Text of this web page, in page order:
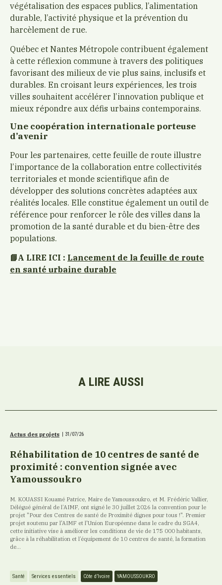
végétalisation des espaces publics, l’alimentation
durable, l’activité physique et la prévention du
harcèlement de rue.
Québec et Nantes Métropole contribuent également
à cette réflexion commune à travers des politiques
favorisant des milieux de vie plus sains, inclusifs et
durables. En croisant leurs expériences, les trois
villes souhaitent accélérer l’innovation publique et
mieux répondre aux défis urbains contemporains.
Une coopération internationale porteuse
d’avenir
Pour les partenaires, cette feuille de route illustre
l’importance de la collaboration entre collectivités
territoriales et monde scientifique afin de
développer des solutions concrètes adaptées aux
réalités locales. Elle constitue également un outil de
référence pour renforcer le rôle des villes dans la
promotion de la santé durable et du bien-être des
populations.
📘​A LIRE ICI : Lancement de la feuille de route
en santé urbaine durable
A LIRE AUSSI
Actus des projets | 31/07/26
Réhabilitation de 10 centres de santé de
proximité : convention signée avec
Yamoussoukro
M. KOUASSI Kouamé Patrice, Maire de Yamoussoukro, et M. Frédéric Vallier,
Délégué général de l’AIMF, ont signé le 30 juillet 2026 la convention pour le
projet "Pour des Centres de santé de Proximité dignes pour tous !". Premier
projet soutenu par l'AIMF et l'Union Européenne dans le cadre du SGA4,
cette initiative vise à améliorer les conditions de vie de 175 000 habitants,
grâce à la réhabilitation et l’équipement de 10 centres de santé, la formation
de...
Santé Services essentiels Côte d’Ivoire YAMOUSSOUKRO